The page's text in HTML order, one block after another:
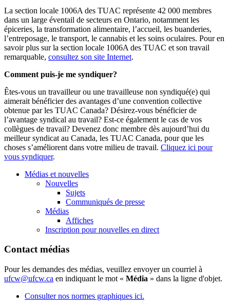
La section locale 1006A des TUAC représente 42 000 membres
dans un large éventail de secteurs en Ontario, notamment les
épiceries, la transformation alimentaire, l’accueil, les buanderies,
l’entreposage, le transport, le cannabis et les soins oculaires. Pour en
savoir plus sur la section locale 1006A des TUAC et son travail
remarquable, consultez son site Internet.
Comment puis-je me syndiquer?
Êtes-vous un travailleur ou une travailleuse non syndiqué(e) qui
aimerait bénéficier des avantages d’une convention collective
obtenue par les TUAC Canada? Désirez-vous bénéficier de
l’avantage syndical au travail? Est-ce également le cas de vos
collègues de travail? Devenez donc membre dès aujourd’hui du
meilleur syndicat au Canada, les TUAC Canada, pour que les
choses s’améliorent dans votre milieu de travail. Cliquez ici pour
vous syndiquer.
Médias et nouvelles
Nouvelles
Sujets
Communiqués de presse
Médias
Affiches
Inscription pour nouvelles en direct
Contact médias
Pour les demandes des médias, veuillez envoyer un courriel à
ufcw@ufcw.ca en indiquant le mot « Média » dans la ligne d'objet.
Consulter nos normes graphiques ici.